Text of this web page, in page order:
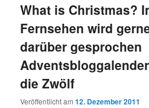
What is Christmas?
Fernsehen wird
darüber gesprochen
die Zwölf
Veröffentlicht am12. Dezember 2011